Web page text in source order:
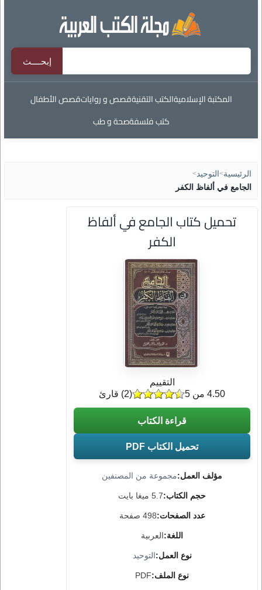
المكتبة الإسلاميةالكتب التقنيةقصص و رواياتقصص الأطفال
كتب فلسفةصحة و طب
الرئيسية> التوحيد>
الجامع في ألفاظ الكفر
تحميل كتاب الجامع في ألفاظ
الكفر
مؤلف العمل:مجموعة من المصنفين
حجم الكتاب:5.7 ميغا بايت
عدد الصفحات:498 صفحة
اللغة:العربية
نوع العمل:التوحيد
نوع الملف:PDF
التقييم
(
2) قارئ 4.50 من 5
قراءة الكتاب
تحميل الكتاب PDF